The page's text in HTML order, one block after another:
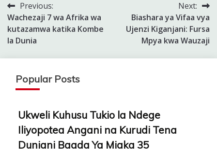
Post
navigation
Previous:
Wachezaji 7 wa Afrika wa
kutazamwa katika Kombe
la Dunia
Next:
Biashara ya Vifaa vya
Ujenzi Kiganjani: Fursa
Mpya kwa Wauzaji
Popular Posts
Ukweli Kuhusu Tukio la Ndege
Iliyopotea Angani na Kurudi Tena
Duniani Baada Ya Miaka 35